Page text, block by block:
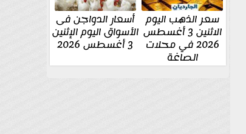
سعر الذهب اليوم
الاثنين 3 أغسطس
2026 في محلات
الصاغة
أسعار الدواجن فى
الأسواق اليوم الإثنين
3 أغسطس 2026